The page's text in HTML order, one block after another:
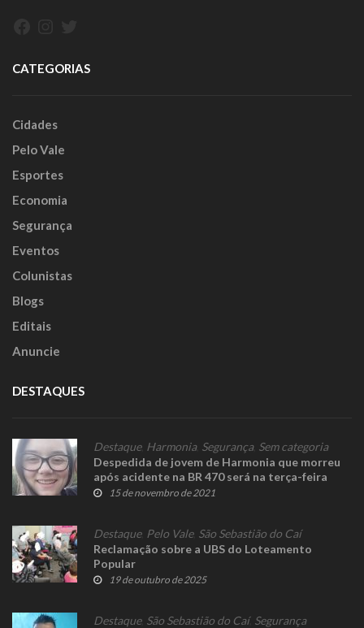
CATEGORIAS
Cidades
Pelo Vale
Esportes
Economia
Segurança
Eventos
Colunistas
Blogs
Editais
Anuncie
DESTAQUES
Destaque, Harmonia, Segurança, Sem categoria
Despedida de jovem de Harmonia que morreu
após acidente na BR 470 será na terça-feira
15 de novembro de 2021
Destaque, Pelo Vale, São Sebastião do Caí
Reclamação sobre a UBS do Loteamento
Popular
19 de outubro de 2025
Destaque, São Sebastião do Caí, Segurança